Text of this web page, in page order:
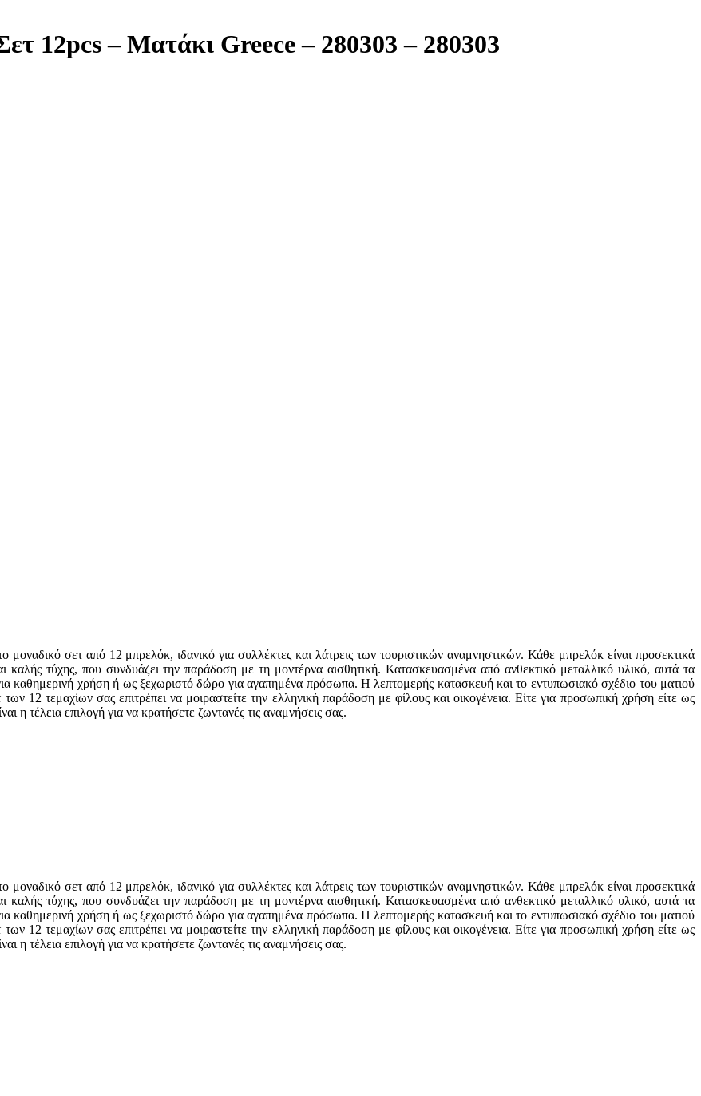
12pcs – Ματάκι Greece – 280303 – 280303
σετ από 12 μπρελόκ, ιδανικό για συλλέκτες και λάτρεις των τουριστικών αναμνηστικών. Κάθε μπρελόκ είναι προσεκτικά
καλής τύχης, που συνδυάζει την παράδοση με τη μοντέρνα αισθητική. Κατασκευασμένα από ανθεκτικό μεταλλικό υλικό, αυτά τα
καθημερινή χρήση ή ως ξεχωριστό δώρο για αγαπημένα πρόσωπα. Η λεπτομερής κατασκευή και το εντυπωσιακό σχέδιο του ματιού
12 τεμαχίων σας επιτρέπει να μοιραστείτε την ελληνική παράδοση με φίλους και οικογένεια. Είτε για προσωπική χρήση είτε ως
η τέλεια επιλογή για να κρατήσετε ζωντανές τις αναμνήσεις σας.
σετ από 12 μπρελόκ, ιδανικό για συλλέκτες και λάτρεις των τουριστικών αναμνηστικών. Κάθε μπρελόκ είναι προσεκτικά
καλής τύχης, που συνδυάζει την παράδοση με τη μοντέρνα αισθητική. Κατασκευασμένα από ανθεκτικό μεταλλικό υλικό, αυτά τα
καθημερινή χρήση ή ως ξεχωριστό δώρο για αγαπημένα πρόσωπα. Η λεπτομερής κατασκευή και το εντυπωσιακό σχέδιο του ματιού
12 τεμαχίων σας επιτρέπει να μοιραστείτε την ελληνική παράδοση με φίλους και οικογένεια. Είτε για προσωπική χρήση είτε ως
η τέλεια επιλογή για να κρατήσετε ζωντανές τις αναμνήσεις σας.